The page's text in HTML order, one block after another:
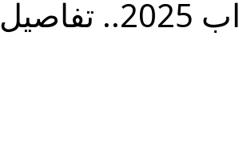
إشادة حقوقية دولية بأول أيام انتخابات مجلس النواب 2025.. تفاصيل